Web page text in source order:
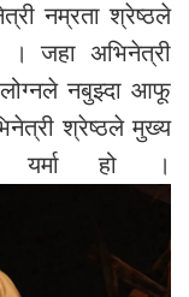
नम्रता श्रेष्ठले
। जहा अभिनेत्री
लोग्नले नबुझ्दा आफू
श्रेष्ठले मुख्य
यर्मा हो ।